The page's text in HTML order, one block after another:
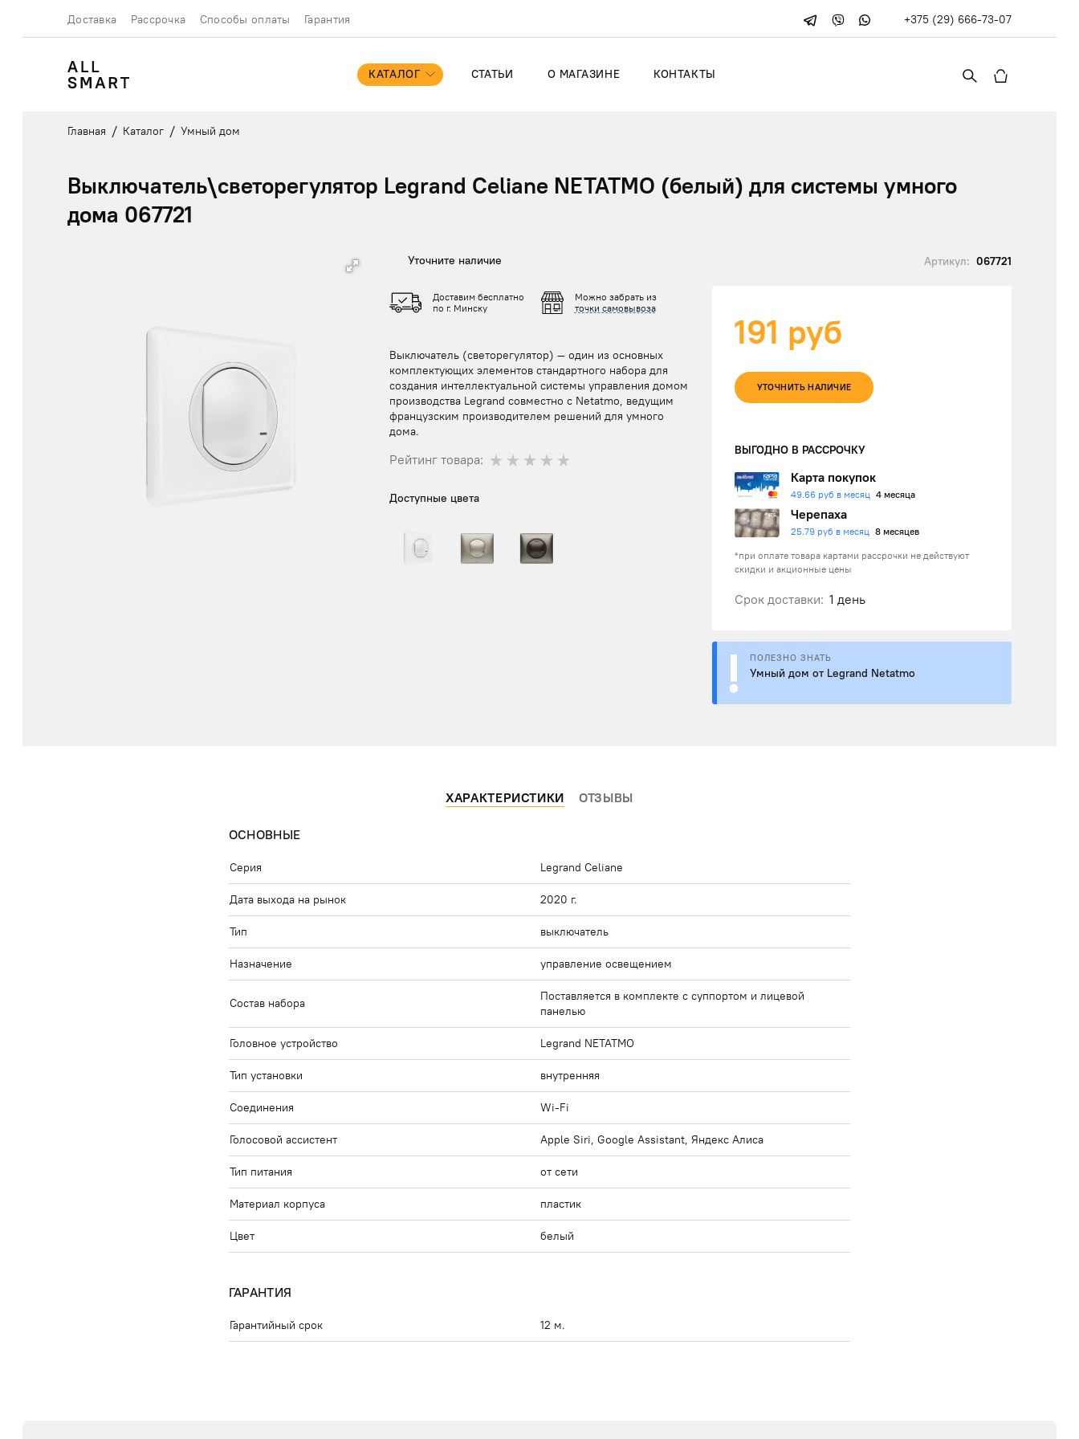
Доставка Рассрочка Способы оплаты Гарантия +375 (29) 666-73-07
КАТАЛОГ СТАТЬИ О МАГАЗИНЕ КОНТАКТЫ
Главная / Каталог / Умный дом
Выключатель\светорегулятор Legrand Celiane NETATMO (белый) для системы умного
дома 067721
Уточните наличие Артикул: 067721
Доставим бесплатно
по г. Минску
Можно забрать из
точки самовывоза
Выключатель (светорегулятор) — один из основных
комплектующих элементов стандартного набора для
создания интеллектуальной системы управления домом
производства Legrand совместно с Netatmo, ведущим
французским производителем решений для умного
дома.
Рейтинг товара:
Доступные цвета
191 руб
УТОЧНИТЬ НАЛИЧИЕ
ВЫГОДНО В РАССРОЧКУ
Карта покупок
49.66 руб в месяц 4 месяца
Черепаха
25.79 руб в месяц 8 месяцев
*при оплате товара картами рассрочки не действуют
скидки и акционные цены
Срок доставки: 1 день
ПОЛЕЗНО ЗНАТЬ
Умный дом от Legrand Netatmo
ХАРАКТЕРИСТИКИ ОТЗЫВЫ
ОСНОВНЫЕ
Серия Legrand Celiane
Дата выхода на рынок 2020 г.
Тип выключатель
Назначение управление освещением
Состав набора
Поставляется в комплекте с суппортом и лицевой
панелью
Головное устройство Legrand NETATMO
Тип установки внутренняя
Соединения Wi-Fi
Голосовой ассистент Apple Siri, Google Assistant, Яндекс Алиса
Тип питания от сети
Материал корпуса пластик
Цвет белый
ГАРАНТИЯ
Гарантийный срок 12 м.